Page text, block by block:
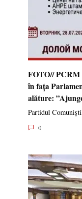
FOTO// PCRM
în fața
alăture:
Partidul
0